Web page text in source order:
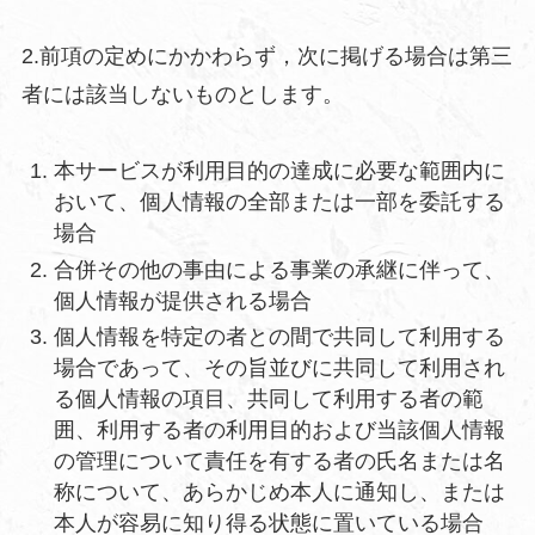
2.前項の定めにかかわらず，次に掲げる場合は第三
者には該当しないものとします。
本サービスが利用目的の達成に必要な範囲内に
おいて、個人情報の全部または一部を委託する
場合
合併その他の事由による事業の承継に伴って、
個人情報が提供される場合
個人情報を特定の者との間で共同して利用する
場合であって、その旨並びに共同して利用され
る個人情報の項目、共同して利用する者の範
囲、利用する者の利用目的および当該個人情報
の管理について責任を有する者の氏名または名
称について、あらかじめ本人に通知し、または
本人が容易に知り得る状態に置いている場合